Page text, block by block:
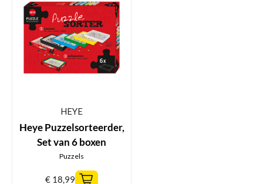
HEYE
Heye Puzzelsorteerder,
Set van 6 boxen
Puzzels
€ 18,99